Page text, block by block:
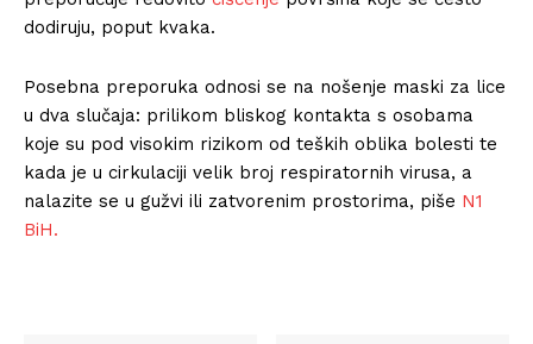
dodiruju, poput kvaka.
Posebna preporuka odnosi se na nošenje maski za lice
u dva slučaja: prilikom bliskog kontakta s osobama
koje su pod visokim rizikom od teških oblika bolesti te
kada je u cirkulaciji velik broj respiratornih virusa, a
nalazite se u gužvi ili zatvorenim prostorima, piše N1
BiH.